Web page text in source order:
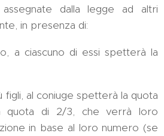
dalla legge ad altri
in presenza di:
a ciascuno di essi spetterà la
figli, al coniuge spetterà la quota
quota di 2/3, che verrà loro
in base al loro numero (se